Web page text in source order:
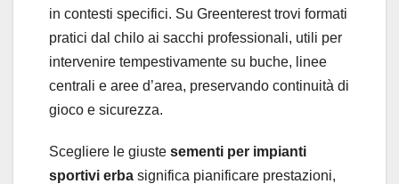
in contesti specifici. Su Greenterest trovi formati
pratici dal chilo ai sacchi professionali, utili per
intervenire tempestivamente su buche, linee
centrali e aree d’area, preservando continuità di
gioco e sicurezza.
Scegliere le giuste sementi per impianti
sportivi erba significa pianificare prestazioni,